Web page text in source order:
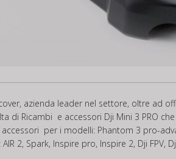
azienda leader nel settore, oltre ad
di Ricambi e accessori Dji Mini 3 PRO
per i modelli: Phantom 3 pro-
AIR 2, Spark, Inspire pro, Inspire 2, Dji